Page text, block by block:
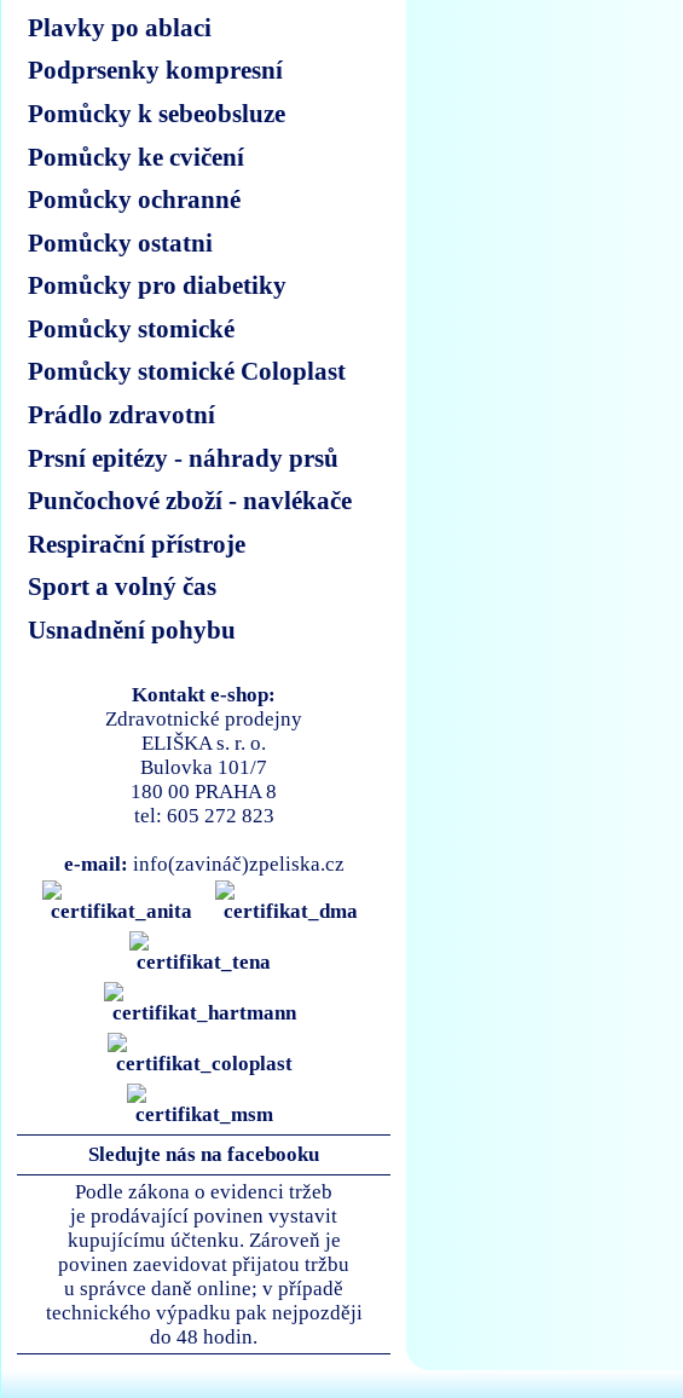
Plavky po ablaci
Podprsenky kompresní
Pomůcky k sebeobsluze
Pomůcky ke cvičení
Pomůcky ochranné
Pomůcky ostatni
Pomůcky pro diabetiky
Pomůcky stomické
Pomůcky stomické Coloplast
Prádlo zdravotní
Prsní epitézy - náhrady prsů
Punčochové zboží - navlékače
Respirační přístroje
Sport a volný čas
Usnadnění pohybu
Kontakt e-shop:
Zdravotnické prodejny
ELIŠKA s. r. o.
Bulovka 101/7
180 00 PRAHA 8
tel: 605 272 823
e-mail: info(zavináč)zpeliska.cz
Sledujte nás na facebooku
Podle zákona o evidenci tržeb
je prodávající povinen vystavit
kupujícímu účtenku. Zároveň je
povinen zaevidovat přijatou tržbu
u správce daně online; v případě
technického výpadku pak nejpozději
do 48 hodin.